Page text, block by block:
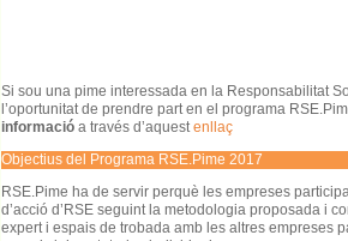
Si sou una pime interessada en la Responsabilitat
l’oportunitat de prendre part en el programa
informació a través d’aquest enllaç
Objectius del Programa RSE.Pime 2017
RSE.Pime ha de servir perquè les empreses
d’acció d’RSE seguint la metodologia proposada i
expert i espais de trobada amb les altres empreses